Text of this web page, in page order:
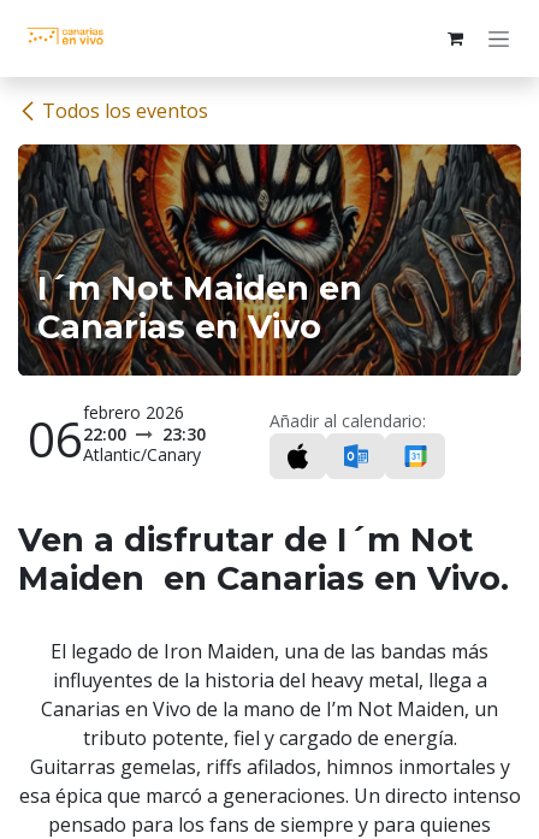
Todos los eventos
I´m Not Maiden en
Canarias en Vivo
06febrero 2026
22:00
23:30
Atlantic/Canary
Añadir al calendario:
Ven a disfrutar de I´m Not
Maiden en Canarias en Vivo.
El legado de Iron Maiden, una de las bandas más
influyentes de la historia del heavy metal, llega a
Canarias en Vivo de la mano de I’m Not Maiden, un
tributo potente, fiel y cargado de energía.
Guitarras gemelas, riffs afilados, himnos inmortales y
esa épica que marcó a generaciones. Un directo intenso
pensado para los fans de siempre y para quienes